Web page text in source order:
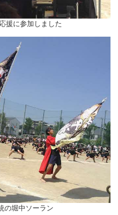
援に参加しました
の堀中ソーラン